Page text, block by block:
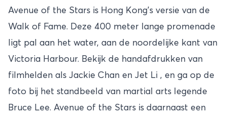
Avenue of the Stars is Hong Kong’s versie van de
Walk of Fame. Deze 400 meter lange promenade
ligt pal aan het water, aan de noordelijke kant van
Victoria Harbour. Bekijk de handafdrukken van
filmhelden als Jackie Chan en Jet Li , en ga op de
foto bij het standbeeld van martial arts legende
Bruce Lee. Avenue of the Stars is daarnaast een